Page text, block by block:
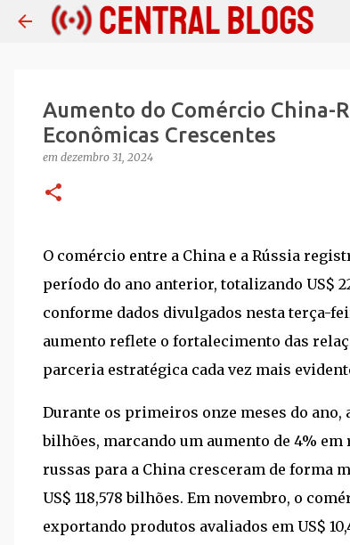
Aumento do Comércio China-
Econômicas Crescentes
em dezembro 31, 2024
O comércio entre a China e a Rússia
período do ano anterior, totalizando US$
conforme dados divulgados nesta terça-
aumento reflete o fortalecimento das
parceria estratégica cada vez mais
Durante os primeiros onze meses do ano,
bilhões, marcando um aumento de 4%
russas para a China cresceram de forma
US$ 118,578 bilhões. Em novembro, o
exportando produtos avaliados em US$